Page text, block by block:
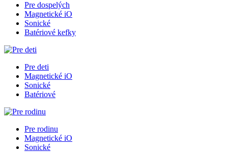
Pre dospelých
Magnetické iO
Sonické
Batériové kefky
Pre deti
Magnetické iO
Sonické
Batériové
Pre rodinu
Magnetické iO
Sonické